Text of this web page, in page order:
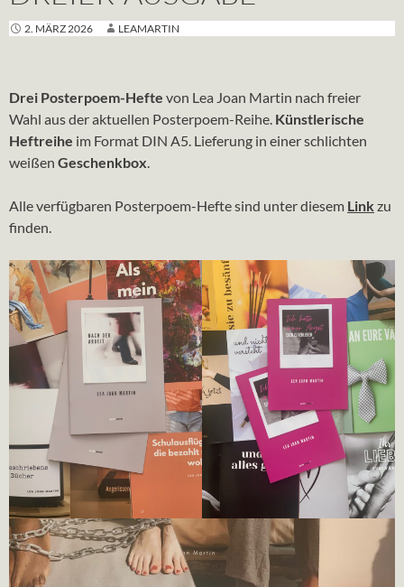
2. MÄRZ 2026 LEAMARTIN
Drei Posterpoem-Hefte von Lea Joan Martin nach freier
Wahl aus der aktuellen Posterpoem-Reihe. Künstlerische
Heftreihe im Format DIN A5. Lieferung in einer schlichten
weißen Geschenkbox.
Alle verfügbaren Posterpoem-Hefte sind unter diesem Linkzu
finden.